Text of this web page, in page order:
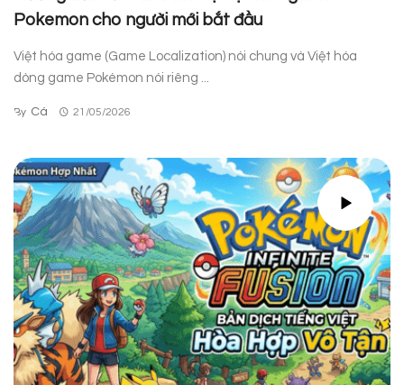
Pokemon cho người mới bắt đầu
Việt hóa game (Game Localization) nói chung và Việt hóa
dòng game Pokémon nói riêng ...
By Cá 21/05/2026